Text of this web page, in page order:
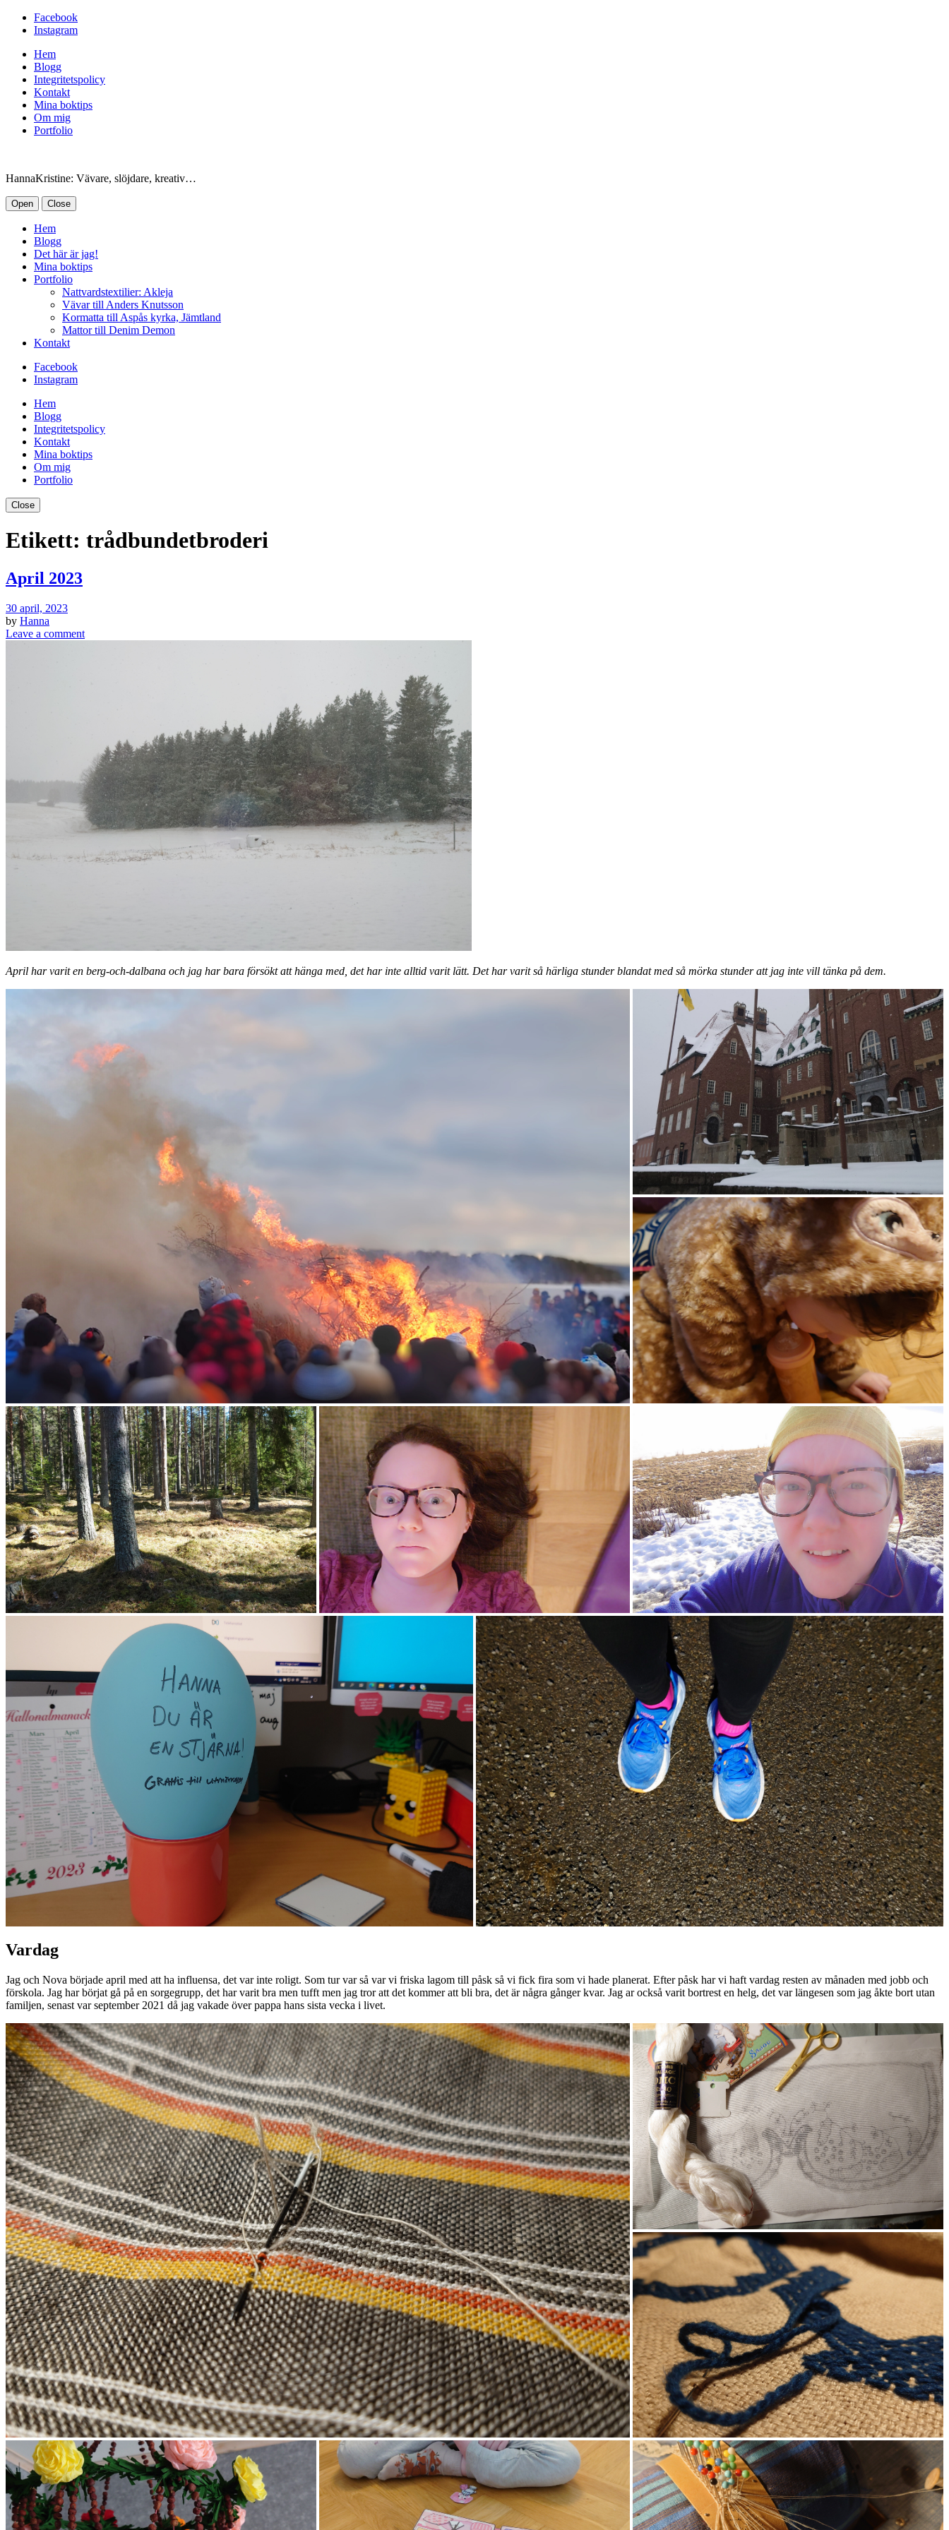
Facebook
Instagram
Hem
Blogg
Integritetspolicy
Kontakt
Mina boktips
Om mig
Portfolio
HannaKristine: Vävare, slöjdare, kreativ…
Open Close
Hem
Blogg
Det här är jag!
Mina boktips
Portfolio
Nattvardstextilier: Akleja
Vävar till Anders Knutsson
Kormatta till Aspås kyrka, Jämtland
Mattor till Denim Demon
Kontakt
Facebook
Instagram
Hem
Blogg
Integritetspolicy
Kontakt
Mina boktips
Om mig
Portfolio
Close
Etikett: trådbundetbroderi
April 2023
30 april, 2023
by Hanna
Leave a comment
April har varit en berg-och-dalbana och jag har bara försökt att hänga med, det har inte alltid varit lätt. Det har varit så härliga stunder blandat med så mörka stunder att jag inte vill tänka på dem.
Vardag
Jag och Nova började april med att ha influensa, det var inte roligt. Som tur var så var vi friska lagom till påsk så vi fick fira som vi hade planerat. Efter påsk har vi haft vardag resten av månaden med jobb och
förskola. Jag har börjat gå på en sorgegrupp, det har varit bra men tufft men jag tror att det kommer att bli bra, det är några gånger kvar. Jag ar också varit bortrest en helg, det var längesen som jag åkte bort utan
familjen, senast var september 2021 då jag vakade över pappa hans sista vecka i livet.